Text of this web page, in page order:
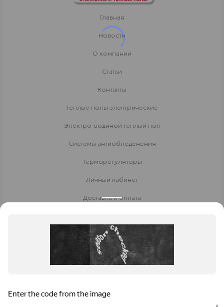
Главная
Новости
О компании
Статьи
Контакты
Теплые полы электрические
Электро-водяной теплый пол
Системы антиобледенения
Терморегуляторы
Личный кабинет
Доставка и оплата
Политика конфиденциальности
Контакты
8 800 700-80-40
Заказать звонок